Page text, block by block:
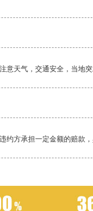
意天气，交通安全，当地
约方承担一定金额的赔款